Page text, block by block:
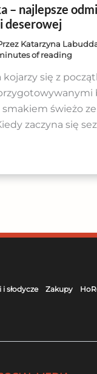
– najlepsze
deserowej
Katarzyna
of reading
kojarzy się z
smakiem świeżo
zaczyna się
i słodycze Zakupy